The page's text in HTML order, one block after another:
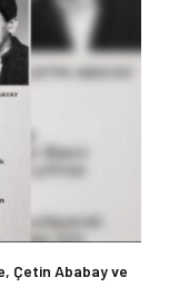
Çetin Ababay ve